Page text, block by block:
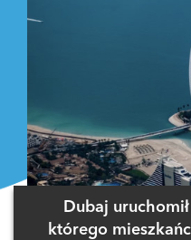
Dubaj
którego